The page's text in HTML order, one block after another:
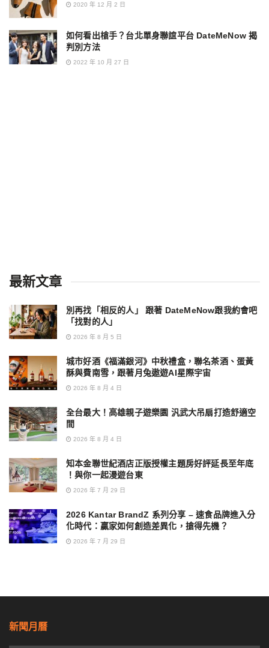
2020 年 12 月 2 日
如何看出槍手？台北單身聯誼平台 DateMeNow 揭
判別方法
2022 年 10 月 27 日
最新文章
別再找「相反的人」 跟著 DateMeNow跟我約會吧
「找對的人」
2026 年 8 月 5 日
城市好酒《福滿銀河》中秋禮盒，聯名茶酒、蛋黃
酥與費南雪，跟著月兔遨遊AI星際宇宙
2026 年 8 月 4 日
全台最大！高雄親子遊樂園 汎武大吊扇打造舒適空
間
2026 年 8 月 4 日
知本金聯世紀酒店正版授權主題房好評延長至年底
！與你一起漫遊台東
2026 年 7 月 29 日
2026 Kantar BrandZ 系列分享 – 速食品牌進入分
化時代：贏家如何創造差異化，搶得先機？
2026 年 7 月 29 日
新聞月曆